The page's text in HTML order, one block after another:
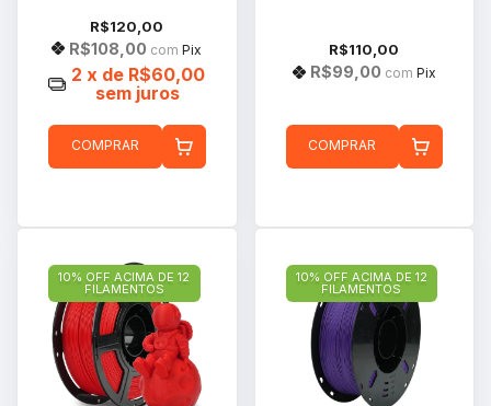
R$120,00
R$108,00 com Pix
2 x de R$60,00
sem juros
COMPRAR
R$110,00
R$99,00 com Pix
COMPRAR
10% OFF ACIMA DE 12
FILAMENTOS
10% OFF ACIMA DE 12
FILAMENTOS